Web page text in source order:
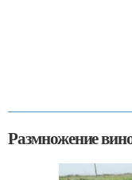
Размножение